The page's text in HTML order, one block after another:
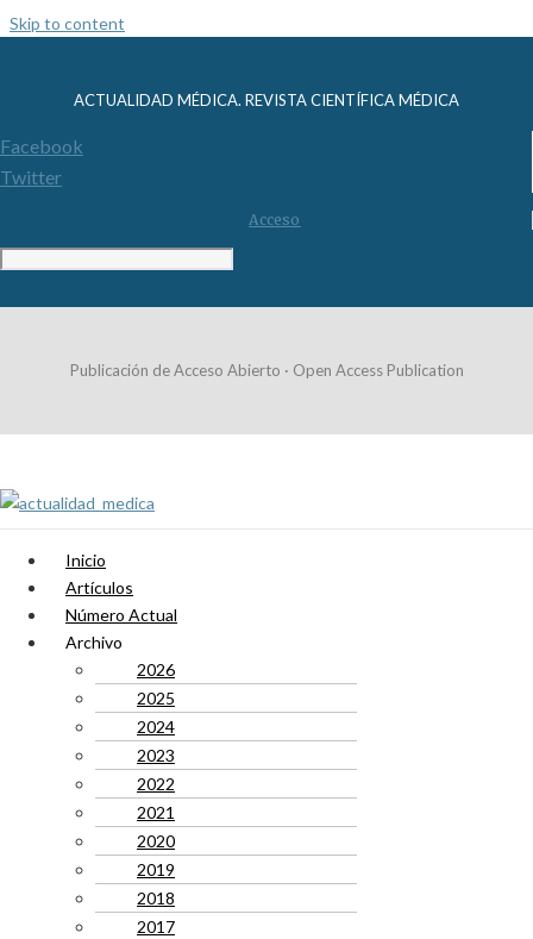
Skip to content
ACTUALIDAD MÉDICA. REVISTA CIENTÍFICA MÉDICA
Facebook
Twitter
Acceso
Publicación de Acceso Abierto · Open Access Publication
Inicio
Artículos
Número Actual
Archivo
2026
2025
2024
2023
2022
2021
2020
2019
2018
2017